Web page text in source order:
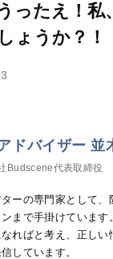
ったえ！私
ょうか？！
ドバイザー 並
Budscene代表取締役
ーの専門家として
まで手掛けていま
ればと考え、正しい
しています。